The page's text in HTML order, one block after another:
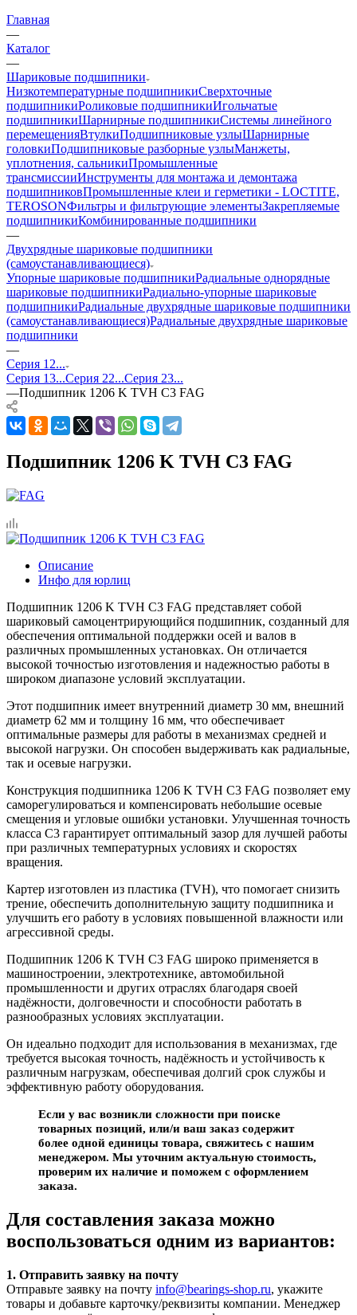
Главная
—
Каталог
—
Шариковые подшипники
Низкотемпературные подшипникиСверхточные
подшипникиРоликовые подшипникиИгольчатые
подшипникиШарнирные подшипникиСистемы линейного
перемещенияВтулкиПодшипниковые узлыШарнирные
головкиПодшипниковые разборные узлыМанжеты,
уплотнения, сальникиПромышленные
трансмиссииИнструменты для монтажа и демонтажа
подшипниковПромышленные клеи и герметики - LOCTITE,
TEROSONФильтры и фильтрующие элементыЗакрепляемые
подшипникиКомбинированные подшипники
—
Двухрядные шариковые подшипники
(самоустанавливающиеся)
Упорные шариковые подшипникиРадиальные однорядные
шариковые подшипникиРадиально-упорные шариковые
подшипникиРадиальные двухрядные шариковые подшипники
(самоустанавливающиеся)Радиальные двухрядные шариковые
подшипники
—
Серия 12...
Серия 13...Серия 22...Серия 23...
—Подшипник 1206 K TVH C3 FAG
Подшипник 1206 K TVH C3 FAG
Описание
Инфо для юрлиц
Подшипник 1206 K TVH C3 FAG представляет собой
шариковый самоцентрирующийся подшипник, созданный для
обеспечения оптимальной поддержки осей и валов в
различных промышленных установках. Он отличается
высокой точностью изготовления и надежностью работы в
широком диапазоне условий эксплуатации.
Этот подшипник имеет внутренний диаметр 30 мм, внешний
диаметр 62 мм и толщину 16 мм, что обеспечивает
оптимальные размеры для работы в механизмах средней и
высокой нагрузки. Он способен выдерживать как радиальные,
так и осевые нагрузки.
Конструкция подшипника 1206 K TVH C3 FAG позволяет ему
саморегулироваться и компенсировать небольшие осевые
смещения и угловые ошибки установки. Улучшенная точность
класса C3 гарантирует оптимальный зазор для лучшей работы
при различных температурных условиях и скоростях
вращения.
Картер изготовлен из пластика (TVH), что помогает снизить
трение, обеспечить дополнительную защиту подшипника и
улучшить его работу в условиях повышенной влажности или
агрессивной среды.
Подшипник 1206 K TVH C3 FAG широко применяется в
машиностроении, электротехнике, автомобильной
промышленности и других отраслях благодаря своей
надёжности, долговечности и способности работать в
разнообразных условиях эксплуатации.
Он идеально подходит для использования в механизмах, где
требуется высокая точность, надёжность и устойчивость к
различным нагрузкам, обеспечивая долгий срок службы и
эффективную работу оборудования.
Если у вас возникли сложности при поиске
товарных позиций, или/и ваш заказ содержит
более одной единицы товара, свяжитесь с нашим
менеджером. Мы уточним актуальную стоимость,
проверим их наличие и поможем с оформлением
заказа.
Для составления заказа можно
воспользоваться одним из вариантов:
1. Отправить заявку на почту
Отправьте заявку на почту info@bearings-shop.ru, укажите
товары и добавьте карточку/реквизиты компании. Менеджер